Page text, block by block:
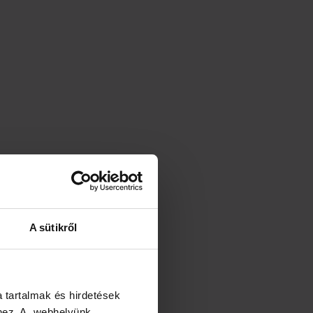
A sütikről
tartalmak és hirdetések